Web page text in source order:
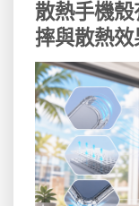
散熱手機
摔與散熱